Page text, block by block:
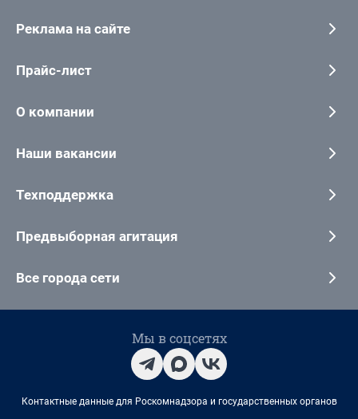
Реклама на сайте
Прайс-лист
О компании
Наши вакансии
Техподдержка
Предвыборная агитация
Все города сети
Мы в соцсетях
Контактные данные для Роскомнадзора и государственных органов